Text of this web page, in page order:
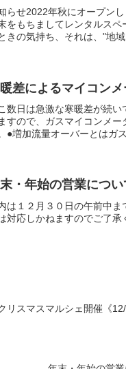
らせ2022年秋にオープン
をもちましてレンタルス
きの気持ち、それは、"地
差によるマイコン
数日は急激な寒暖差が続
すので、ガスマイコンメ
●増加流量オーバーとはガ
・年始の営業につ
は１２月３０日の午前中
対応しかねますのでご了承
リスマスマルシェ開催《12/